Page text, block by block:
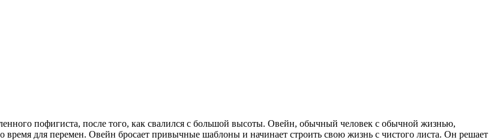
пофигиста, после того, как свалился с большой высоты. Овейн, обычный человек с обычной жизнью,
время для перемен. Овейн бросает привычные шаблоны и начинает строить свою жизнь с чистого листа. Он решает